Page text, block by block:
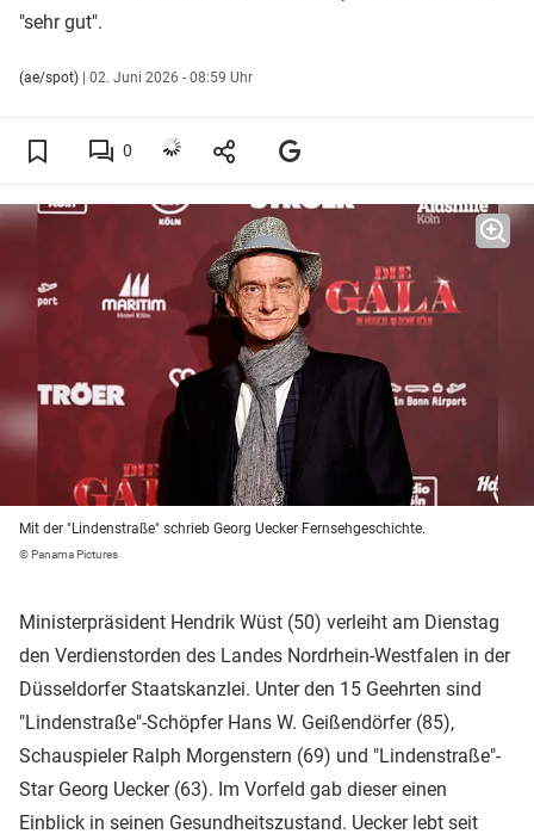
"sehr gut".
(ae/spot) | 02. Juni 2026 - 08:59 Uhr
0
Mit der "Lindenstraße" schrieb Georg Uecker Fernsehgeschichte.
© Panama Pictures
Ministerpräsident Hendrik Wüst (50) verleiht am Dienstag
den Verdienstorden des Landes Nordrhein-Westfalen in der
Düsseldorfer Staatskanzlei. Unter den 15 Geehrten sind
"Lindenstraße"-Schöpfer Hans W. Geißendörfer (85),
Schauspieler Ralph Morgenstern (69) und "Lindenstraße"-
Star Georg Uecker (63). Im Vorfeld gab dieser einen
Einblick in seinen Gesundheitszustand. Uecker lebt seit